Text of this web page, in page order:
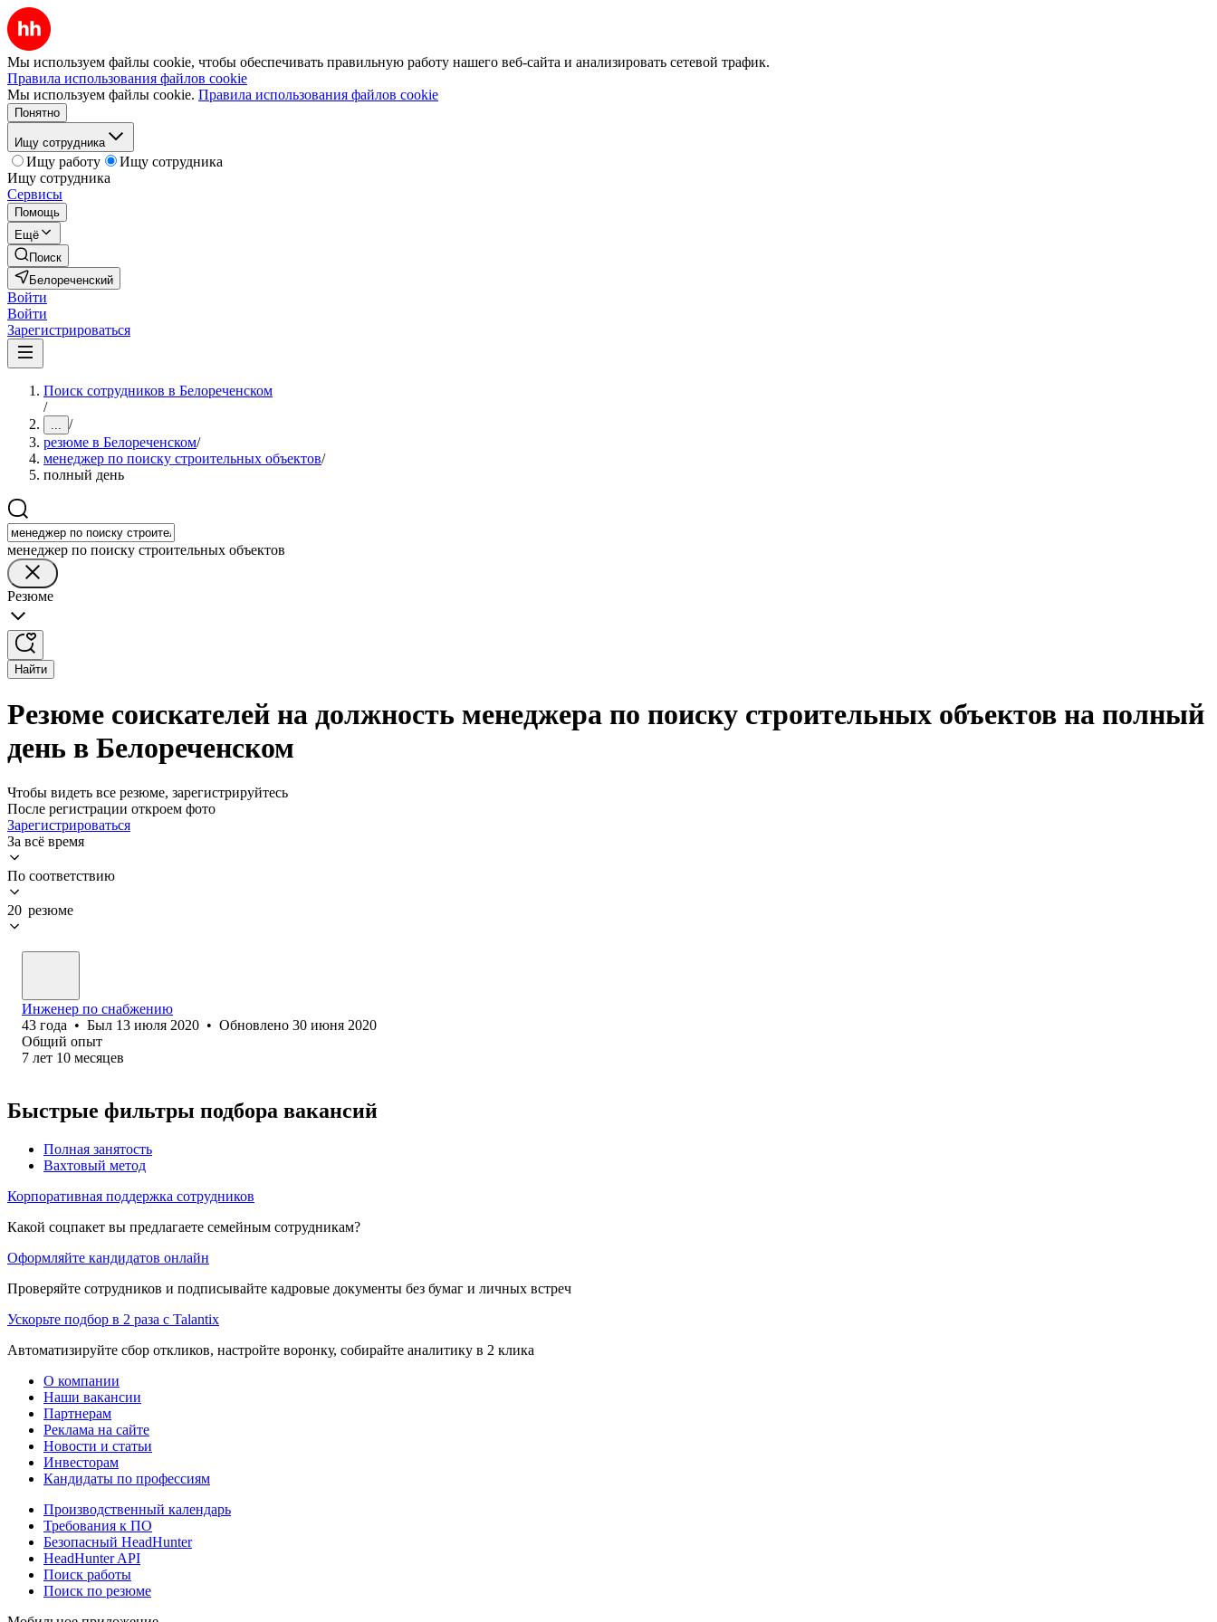
Мы используем файлы cookie, чтобы обеспечивать правильную работу нашего веб-сайта и анализировать сетевой трафик.
Правила использования файлов cookie
Мы используем файлы cookie. Правила использования файлов cookie
Понятно
Ищу сотрудника
Ищу работу
Ищу сотрудника
Ищу сотрудника
Сервисы
Помощь
Ещё
Поиск
Белореченский
Войти
Войти
Зарегистрироваться
Поиск сотрудников в Белореченском
/
... /
резюме в Белореченском/
менеджер по поиску строительных объектов/
полный день
менеджер по поиску строительных объектов
Резюме
Найти
Резюме соискателей на должность менеджера по поиску строительных объектов на полный
день в Белореченском
Чтобы видеть все резюме, зарегистрируйтесь
После регистрации откроем фото
Зарегистрироваться
За всё время
По соответствию
20 резюме
Инженер по снабжению
43 года • Был 13 июля 2020 • Обновлено 30 июня 2020
Общий опыт
7 лет 10 месяцев
Быстрые фильтры подбора вакансий
Полная занятость
Вахтовый метод
Корпоративная поддержка сотрудников
Какой соцпакет вы предлагаете семейным сотрудникам?
Оформляйте кандидатов онлайн
Проверяйте сотрудников и подписывайте кадровые документы без бумаг и личных встреч
Ускорьте подбор в 2 раза с Talantix
Автоматизируйте сбор откликов, настройте воронку, собирайте аналитику в 2 клика
О компании
Наши вакансии
Партнерам
Реклама на сайте
Новости и статьи
Инвесторам
Кандидаты по профессиям
Производственный календарь
Требования к ПО
Безопасный HeadHunter
HeadHunter API
Поиск работы
Поиск по резюме